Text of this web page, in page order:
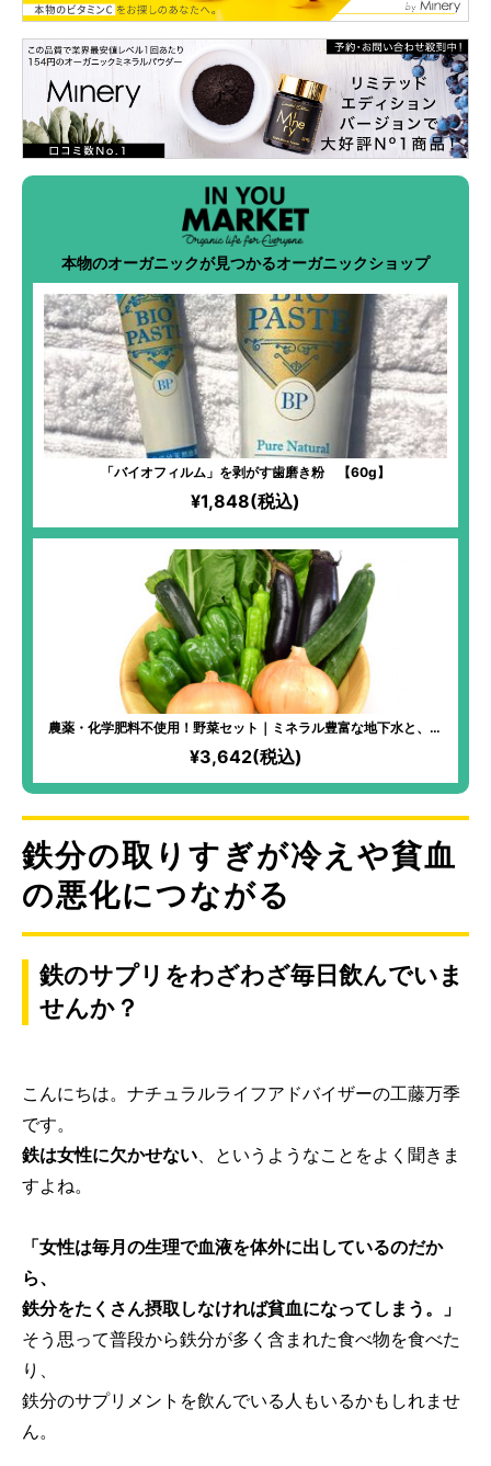
本物のオーガニックが見つかるオーガニックショップ
「バイオフィルム」を剥がす歯磨き粉 【60g】
¥1,848(税込)
農薬・化学肥料不使用！野菜セット｜ミネラル豊富な地下水と、火
山由来の肥沃で水はけの良い土壌で作られた、美味しい野菜がたっ
ぷり！「コンパニオンプランツ」によって生まれた、貴重なお野菜
の美味しさが味わえる！
¥3,642(税込)
鉄分の取りすぎが冷えや貧血
の悪化につながる
鉄のサプリをわざわざ毎日飲んでいま
せんか？
こんにちは。ナチュラルライフアドバイザーの工藤万季
です。
鉄は女性に欠かせない、というようなことをよく聞きま
すよね。
「女性は毎月の生理で血液を体外に出しているのだか
ら、
鉄分をたくさん摂取しなければ貧血になってしまう。」
そう思って普段から鉄分が多く含まれた食べ物を食べた
り、
鉄分のサプリメントを飲んでいる人もいるかもしれませ
ん。